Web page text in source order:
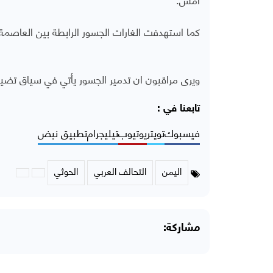
كما استهدفت الغارات الجسور الرابطة بين
ويرى مراقبون ان تدمير الجسور يأتي في سياق
تابعنا في :
فيسبوكتويتريوتيوبتيليجرامتطبيق نبض
اليمن التحالف العربي الحوثي
مشاركة: